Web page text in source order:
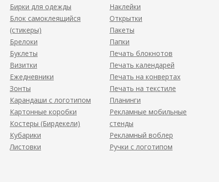
Бирки для одежды
Блок самоклеящийся
(стикеры)
Брелоки
Буклеты
Визитки
Ежедневники
Зонты
Карандаши с логотипом
Картонные коробки
Костеры (Бирдекели)
Кубарики
Листовки
Наклейки
Открытки
Пакеты
Папки
Печать блокнотов
Печать календарей
Печать на конвертах
Печать на текстиле
Планинги
Рекламные мобильные
стенды
Рекламный воблер
Ручки с логотипом